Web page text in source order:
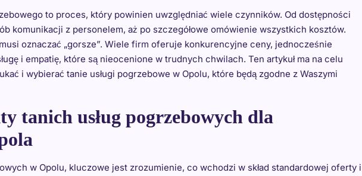
to proces, który powinien uwzględniać wiele czynników. Od dostępności
komunikacji z personelem, aż po szczegółowe omówienie wszystkich kosztów.
oznaczać „gorsze”. Wiele firm oferuje konkurencyjne ceny, jednocześnie
i empatię, które są nieocenione w trudnych chwilach. Ten artykuł ma na celu
i wybierać tanie usługi pogrzebowe w Opolu, które będą zgodne z Waszymi
tanich usług pogrzebowych dla
w Opolu, kluczowe jest zrozumienie, co wchodzi w skład standardowej oferty i